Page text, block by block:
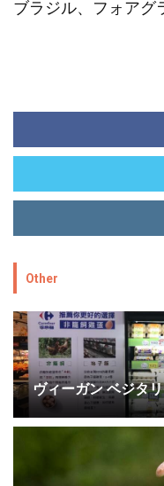
ブラジル、フォアグ
Other
ヴィーガン ベジタ